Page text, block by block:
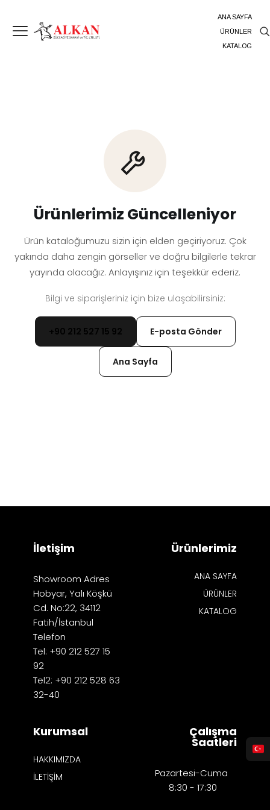
ANA SAYFA
ÜRÜNLER
KATALOG
Ürünlerimiz Güncelleniyor
Ürün kataloğumuzu sizin için elden geçiriyoruz. Çok
yakında daha zengin görseller ve doğru bilgilerle tekrar
yayında olacağız. Anlayışınız için teşekkür ederiz.
Bilgi ve siparişleriniz için bize ulaşabilirsiniz:
+90 212 527 15 92 E-posta Gönder
Ana Sayfa
İletişim
Showroom Adres
Hobyar, Yalı Köşkü
Cd. No:22, 34112
Fatih/İstanbul
Telefon
Tel: +90 212 527 15
92
Tel2: +90 212 528 63
32-40
Ürünlerimiz
ANA SAYFA
ÜRÜNLER
KATALOG
Kurumsal
HAKKIMIZDA
İLETİŞİM
Çalışma
Saatleri
Pazartesi-Cuma
8:30 - 17:30​​